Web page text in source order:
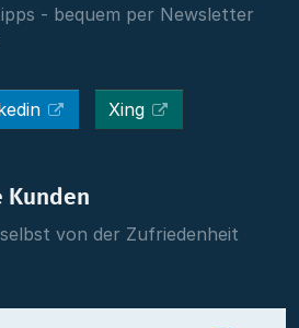
- bequem per Newsletter
Xing
Kunden
von der Zufriedenheit